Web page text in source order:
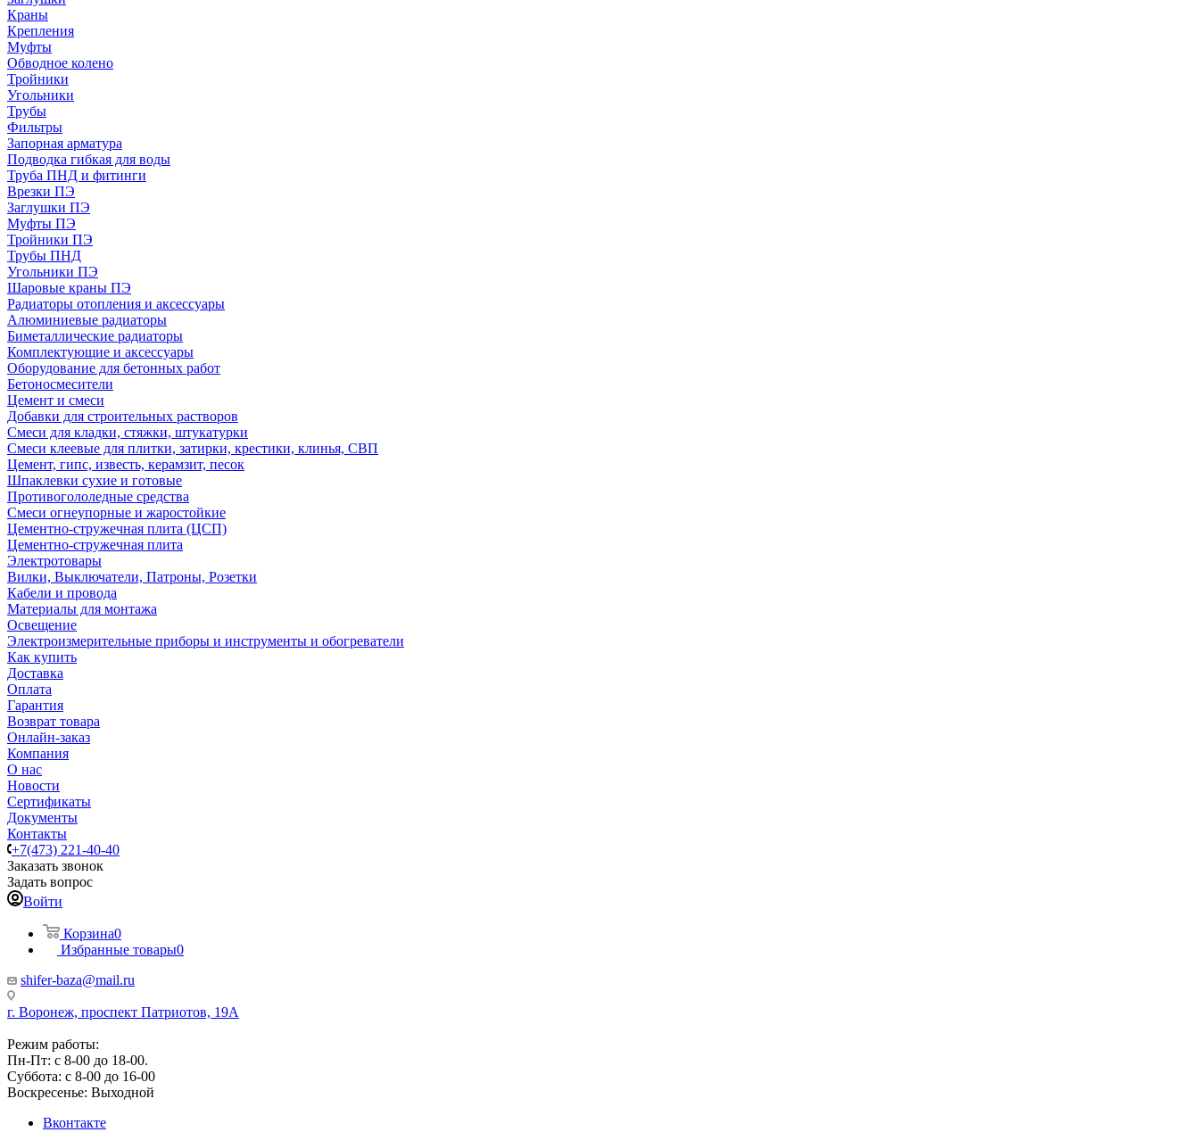
Краны
Крепления
Муфты
Обводное колено
Тройники
Угольники
Трубы
Фильтры
Запорная арматура
Подводка гибкая для воды
Труба ПНД и фитинги
Врезки ПЭ
Заглушки ПЭ
Муфты ПЭ
Тройники ПЭ
Трубы ПНД
Угольники ПЭ
Шаровые краны ПЭ
Радиаторы отопления и аксессуары
Алюминиевые радиаторы
Биметаллические радиаторы
Комплектующие и аксессуары
Оборудование для бетонных работ
Бетоносмесители
Цемент и смеси
Добавки для строительных растворов
Смеси для кладки, стяжки, штукатурки
Смеси клеевые для плитки, затирки, крестики, клинья, СВП
Цемент, гипс, известь, керамзит, песок
Шпаклевки сухие и готовые
Противогололедные средства
Смеси огнеупорные и жаростойкие
Цементно-стружечная плита (ЦСП)
Цементно-стружечная плита
Электротовары
Вилки, Выключатели, Патроны, Розетки
Кабели и провода
Материалы для монтажа
Освещение
Электроизмерительные приборы и инструменты и обогреватели
Как купить
Доставка
Оплата
Гарантия
Возврат товара
Онлайн-заказ
Компания
О нас
Новости
Сертификаты
Документы
Контакты
+7(473) 221-40-40
Заказать звонок
Задать вопрос
Войти
Корзина0
Избранные товары0
shifer-baza@mail.ru
г. Воронеж, проспект Патриотов, 19А
Режим работы:
Пн-Пт: с 8-00 до 18-00.
Суббота: с 8-00 до 16-00
Воскресенье: Выходной
Вконтакте